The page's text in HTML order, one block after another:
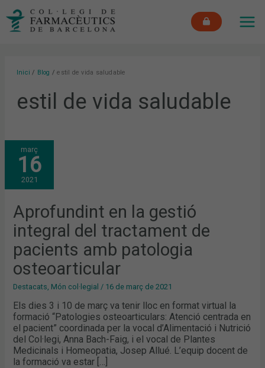
Inici Blog estil de vida saludable
estil de vida saludable
març
16
2021
Aprofundint en la gestió
integral del tractament de
pacients amb patologia
osteoarticular
Destacats Món col·legial / 16 de març de 2021
Els dies 3 i 10 de març va tenir lloc en format virtual la
formació “Patologies osteoarticulars: Atenció centrada en
el pacient” coordinada per la vocal d’Alimentació i Nutrició
del Col·legi, Anna Bach-Faig, i el vocal de Plantes
Medicinals i Homeopatia, Josep Allué. L’equip docent de
la formació va estar […]
APROFUNDINT
EN
LA
GESTIÓ
INTEGRAL
DEL
TRACTAMENT
PACIENTS
AMB
PATOLOGIA
OSTEOARTICULAR